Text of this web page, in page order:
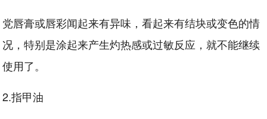
党唇膏或唇彩闻起来有异味，看起来有结块或变色的情
况，特别是涂起来产生灼热感或过敏反应，就不能继续
使用了。
2.指甲油